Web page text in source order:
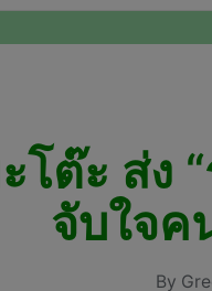
โต๊ะ ส่ง
จับใจค
By